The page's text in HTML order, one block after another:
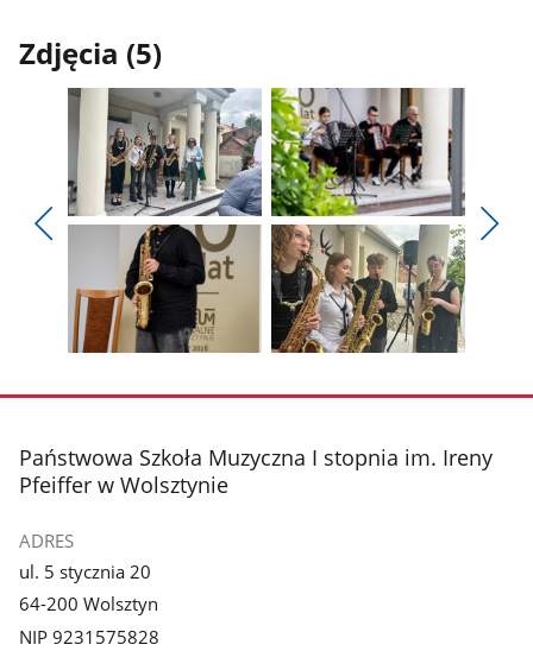
Zdjęcia (5)
poprzednie
zdjęcia
Pokaż
z
galerii.
Pokaż
zdjęcie
2
z
galerii.
zdjęcie
galerii.
zdjęcie
galerii.
stopka
Państwowa Szkoła Muzyczna I stopnia im. Ireny
Pfeiffer w Wolsztynie
ADRES
ul. 5 stycznia 20
64-200 Wolsztyn
NIP 9231575828